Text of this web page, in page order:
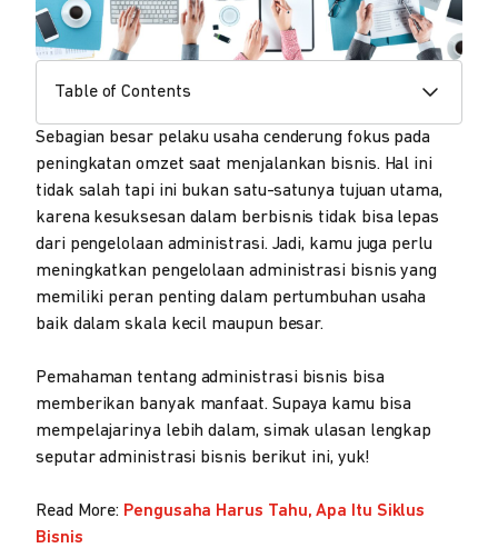
Table of Contents
Sebagian besar pelaku usaha cenderung fokus pada
peningkatan omzet saat menjalankan bisnis. Hal ini
tidak salah tapi ini bukan satu-satunya tujuan utama,
karena kesuksesan dalam berbisnis tidak bisa lepas
dari pengelolaan administrasi. Jadi, kamu juga perlu
meningkatkan pengelolaan administrasi bisnis yang
memiliki peran penting dalam pertumbuhan usaha
baik dalam skala kecil maupun besar.
Pemahaman tentang administrasi bisnis bisa
memberikan banyak manfaat. Supaya kamu bisa
mempelajarinya lebih dalam, simak ulasan lengkap
seputar administrasi bisnis berikut ini, yuk!
Read More: Pengusaha Harus Tahu, Apa Itu Siklus
Bisnis